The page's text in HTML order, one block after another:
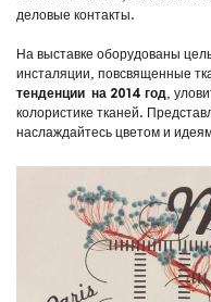
деловые контакты.
На выставке оборудованы
инсталяции, повсвященные
тенденции на 2014 год,
колористике тканей.
наслаждайтесь цветом и